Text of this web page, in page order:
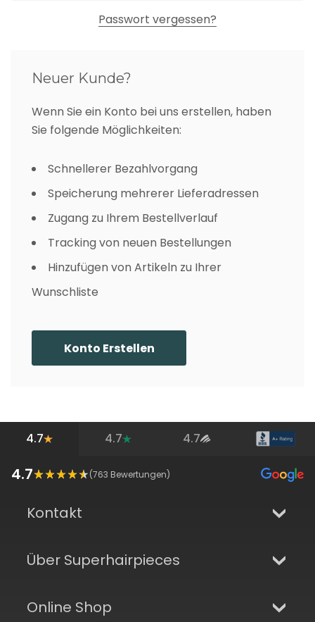
Passwort vergessen?
Neuer Kunde?
Wenn Sie ein Konto bei uns erstellen, haben
Sie folgende Möglichkeiten:
Schnellerer Bezahlvorgang
Speicherung mehrerer Lieferadressen
Zugang zu Ihrem Bestellverlauf
Tracking von neuen Bestellungen
Hinzufügen von Artikeln zu Ihrer
Wunschliste
Konto Erstellen
4.7 4.7 4.7
4.7 (763 Bewertungen)
Kontakt
Über Superhairpieces
Online Shop